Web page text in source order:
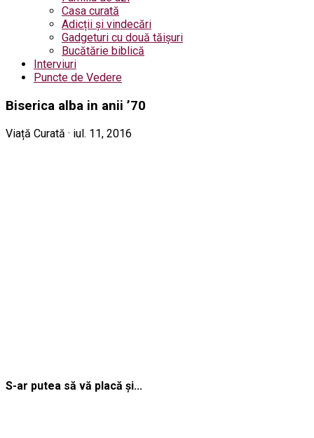
Casa curată
Adicții și vindecări
Gadgeturi cu două tăișuri
Bucătărie biblică
Interviuri
Puncte de Vedere
Biserica alba in anii ’70
Viață Curată · iul. 11, 2016
S-ar putea să vă placă și...